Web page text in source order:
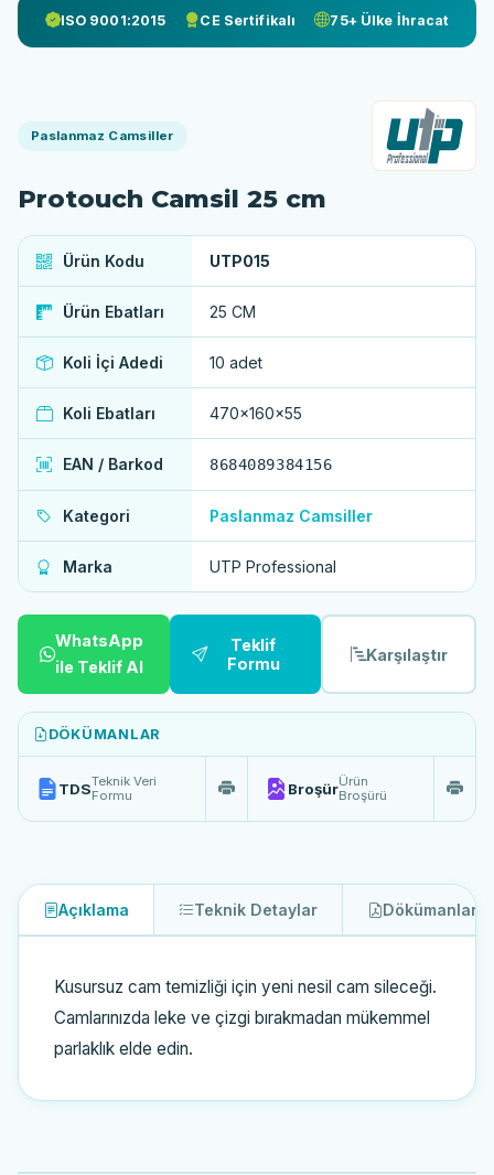
ISO 9001:2015 CE Sertifikalı 75+ Ülke İhracat
Paslanmaz Camsiller
Protouch Camsil 25 cm
Ürün Kodu UTP015
Ürün Ebatları 25 CM
Koli İçi Adedi 10 adet
Koli Ebatları 470x160x55
EAN / Barkod 8684089384156
Kategori Paslanmaz Camsiller
Marka UTP Professional
WhatsApp
ile Teklif Al
Teklif
Formu
Karşılaştır
DÖKÜMANLAR
TDSTeknik Veri
Formu
BroşürÜrün
Broşürü
Açıklama Teknik Detaylar Dökümanlar
Kusursuz cam temizliği için yeni nesil cam sileceği.
Camlarınızda leke ve çizgi bırakmadan mükemmel
parlaklık elde edin.